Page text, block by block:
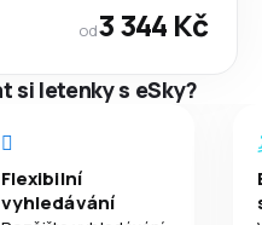
od3 344 Kč
si letenky s eSky?
Flexibilní
vyhledávání